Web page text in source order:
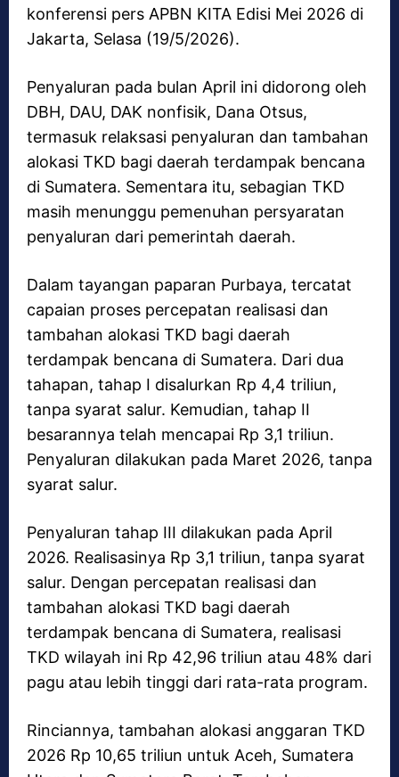
konferensi pers APBN KITA Edisi Mei 2026 di
Jakarta, Selasa (19/5/2026).
Penyaluran pada bulan April ini didorong oleh
DBH, DAU, DAK nonfisik, Dana Otsus,
termasuk relaksasi penyaluran dan tambahan
alokasi TKD bagi daerah terdampak bencana
di Sumatera. Sementara itu, sebagian TKD
masih menunggu pemenuhan persyaratan
penyaluran dari pemerintah daerah.
Dalam tayangan paparan Purbaya, tercatat
capaian proses percepatan realisasi dan
tambahan alokasi TKD bagi daerah
terdampak bencana di Sumatera. Dari dua
tahapan, tahap I disalurkan Rp 4,4 triliun,
tanpa syarat salur. Kemudian, tahap II
besarannya telah mencapai Rp 3,1 triliun.
Penyaluran dilakukan pada Maret 2026, tanpa
syarat salur.
Penyaluran tahap III dilakukan pada April
2026. Realisasinya Rp 3,1 triliun, tanpa syarat
salur. Dengan percepatan realisasi dan
tambahan alokasi TKD bagi daerah
terdampak bencana di Sumatera, realisasi
TKD wilayah ini Rp 42,96 triliun atau 48% dari
pagu atau lebih tinggi dari rata-rata program.
Rinciannya, tambahan alokasi anggaran TKD
2026 Rp 10,65 triliun untuk Aceh, Sumatera